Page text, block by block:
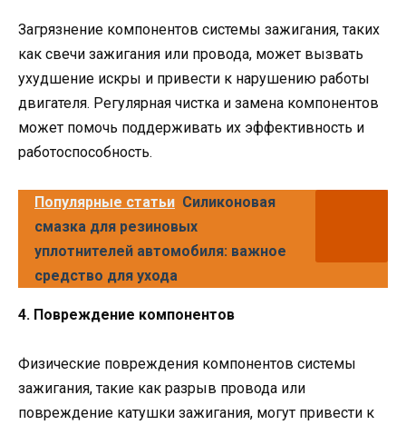
Загрязнение компонентов системы зажигания, таких
как свечи зажигания или провода, может вызвать
ухудшение искры и привести к нарушению работы
двигателя. Регулярная чистка и замена компонентов
может помочь поддерживать их эффективность и
работоспособность.
Популярные статьи Силиконовая
смазка для резиновых
уплотнителей автомобиля: важное
средство для ухода
4. Повреждение компонентов
Физические повреждения компонентов системы
зажигания, такие как разрыв провода или
повреждение катушки зажигания, могут привести к